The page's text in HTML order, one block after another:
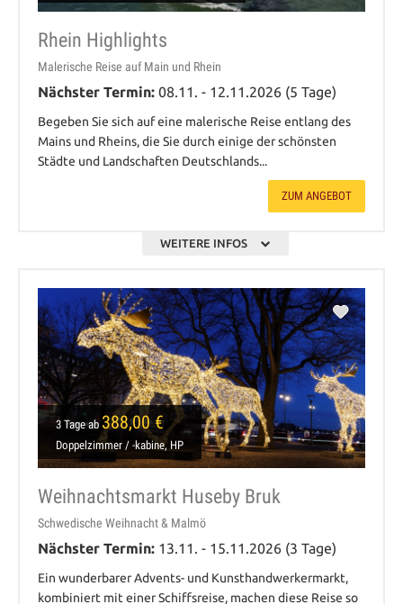
Rhein Highlights
Malerische Reise auf Main und Rhein
Nächster Termin: 08.11. - 12.11.2026 (5 Tage)
Begeben Sie sich auf eine malerische Reise entlang des
Mains und Rheins, die Sie durch einige der schönsten
Städte und Landschaften Deutschlands...
ZUM ANGEBOT
WEITERE INFOS
3 Tage ab 388,00 €
Doppelzimmer / -kabine, HP
Weihnachtsmarkt Huseby Bruk
Schwedische Weihnacht & Malmö
Nächster Termin: 13.11. - 15.11.2026 (3 Tage)
Ein wunderbarer Advents- und Kunsthandwerkermarkt,
kombiniert mit einer Schiffsreise, machen diese Reise so